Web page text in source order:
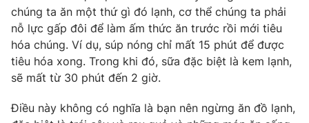
THỜI BÁO VTV
Theo dõi báo trên
Cơ quan báo chí: Thời báo VTV
chúng ta ăn một thứ gì đó lạnh, cơ thể chúng ta phải
nỗ lực gấp đôi để làm ấm thức ăn trước rồi mới tiêu
hóa chúng. Ví dụ, súp nóng chỉ mất 15 phút để được
tiêu hóa xong. Trong khi đó, sữa đặc biệt là kem lạnh,
sẽ mất từ ​​30 phút đến 2 giờ.
Điều này không có nghĩa là bạn nên ngừng ăn đồ lạnh,